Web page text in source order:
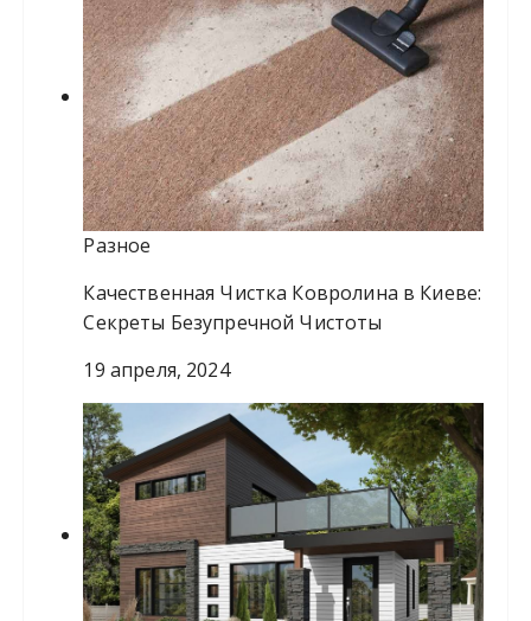
Разное
Качественная Чистка Ковролина в Киеве:
Секреты Безупречной Чистоты
19 апреля, 2024